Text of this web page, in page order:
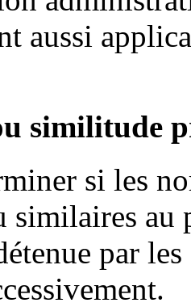
aussi
similitude
si les
similaires au
par